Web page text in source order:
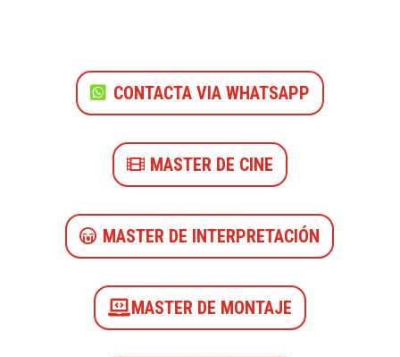
CONTACTA VIA WHATSAPP
MASTER DE CINE
MASTER DE INTERPRETACIÓN
MASTER DE MONTAJE